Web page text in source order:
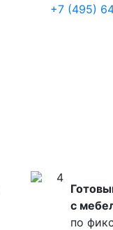
+7 (495)
4
с
по